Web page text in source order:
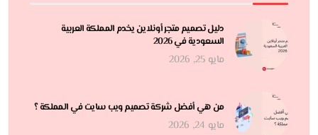
دليل تصميم متجر أونلاين يخدم المملكة العربية
السعودية في 2026
مايو 25, 2026
من هي أفضل شركة تصميم ويب سايت في المملكة ؟
مايو 24, 2026